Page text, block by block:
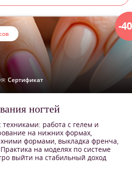
-
Сертификат
ногтей
работа с гелем и
на нижних формах,
формами, выкладка френча,
на моделях по системе
выйти на стабильный доход